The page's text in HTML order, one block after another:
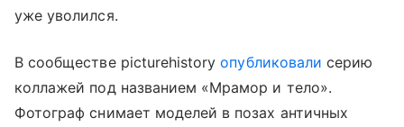
уже уволился.
В сообществе picturehistoryопубликовали серию
коллажей под названием «Мрамор и тело».
Фотограф снимает моделей в позах античных